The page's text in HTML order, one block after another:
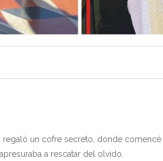
un cofre secreto, donde
a rescatar del olvido.